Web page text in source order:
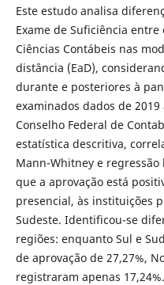
Este estudo analisa
Exame de Suficiência
Ciências Contábeis nas
distância (EaD),
durante e posteriores à
examinados dados de
Conselho Federal de
estatística descritiva,
Mann-Whitney e
que a aprovação está
presencial, às instituições
Sudeste. Identificou-se
regiões: enquanto Sul e
de aprovação de 27,27%,
registraram apenas